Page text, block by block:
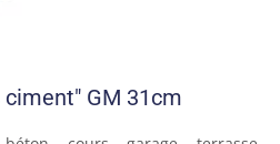
GM 31cm